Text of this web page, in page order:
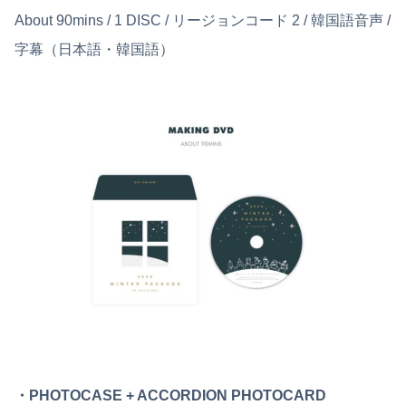
About 90mins / 1 DISC / リージョンコード 2 / 韓国語音声 /
字幕（日本語・韓国語）
・PHOTOCASE + ACCORDION PHOTOCARD